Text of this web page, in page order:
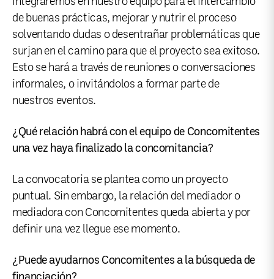
de buenas prácticas, mejorar y nutrir el proceso
solventando dudas o desentrañar problemáticas que
surjan en el camino para que el proyecto sea exitoso.
Esto se hará a través de reuniones o conversaciones
informales, o invitándolos a formar parte de
nuestros eventos.
¿Qué relación habrá con el equipo de Concomitentes
una vez haya finalizado la concomitancia?
La convocatoria se plantea como un proyecto
puntual. Sin embargo, la relación del mediador o
mediadora con Concomitentes queda abierta y por
definir una vez llegue ese momento.
¿Puede ayudarnos Concomitentes a la búsqueda de
financiación?